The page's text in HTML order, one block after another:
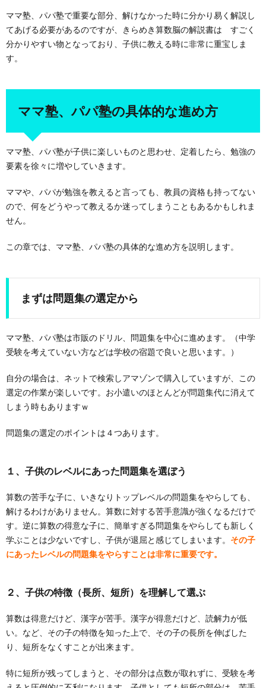
ママ塾、パパ塾で重要な部分、解けなかった時に分かり易く解説し
てあげる必要があるのですが、きらめき算数脳の解説書は すごく
分かりやすい物となっており、子供に教える時に非常に重宝しま
す。
ママ塾、パパ塾の具体的な進め方
ママ塾、パパ塾が子供に楽しいものと思わせ、定着したら、勉強の
要素を徐々に増やしていきます。
ママや、パパが勉強を教えると言っても、教員の資格も持ってない
ので、何をどうやって教えるか迷ってしまうこともあるかもしれま
せん。
この章では、ママ塾、パパ塾の具体的な進め方を説明します。
まずは問題集の選定から
ママ塾、パパ塾は市販のドリル、問題集を中心に進めます。（中学
受験を考えていない方などは学校の宿題で良いと思います。）
自分の場合は、ネットで検索しアマゾンで購入していますが、この
選定の作業が楽しいです。お小遣いのほとんどが問題集代に消えて
しまう時もありますｗ
問題集の選定のポイントは４つあります。
１、子供のレベルにあった問題集を選ぼう
算数の苦手な子に、いきなりトップレベルの問題集をやらしても、
解けるわけがありません。算数に対する苦手意識が強くなるだけで
す。逆に算数の得意な子に、簡単すぎる問題集をやらしても新しく
学ぶことは少ないですし、子供が退屈と感じてしまいます。 その子
にあったレベルの問題集をやらすことは非常に重要です。
２、子供の特徴（長所、短所）を理解して選ぶ
算数は得意だけど、漢字が苦手。漢字が得意だけど、読解力が低
い。など、その子の特徴を知った上で、その子の長所を伸ばした
り、短所をなくすことが出来ます。
特に短所が残ってしまうと、その部分は点数が取れずに、受験を考